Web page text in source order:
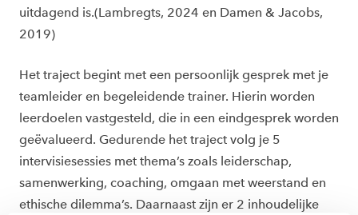
uitdagend is.(Lambregts, 2024 en Damen & Jacobs,
2019)
Het traject begint met een persoonlijk gesprek met je
teamleider en begeleidende trainer. Hierin worden
leerdoelen vastgesteld, die in een eindgesprek worden
geëvalueerd. Gedurende het traject volg je 5
intervisiesessies met thema’s zoals leiderschap,
samenwerking, coaching, omgaan met weerstand en
ethische dilemma’s. Daarnaast zijn er 2 inhoudelijke